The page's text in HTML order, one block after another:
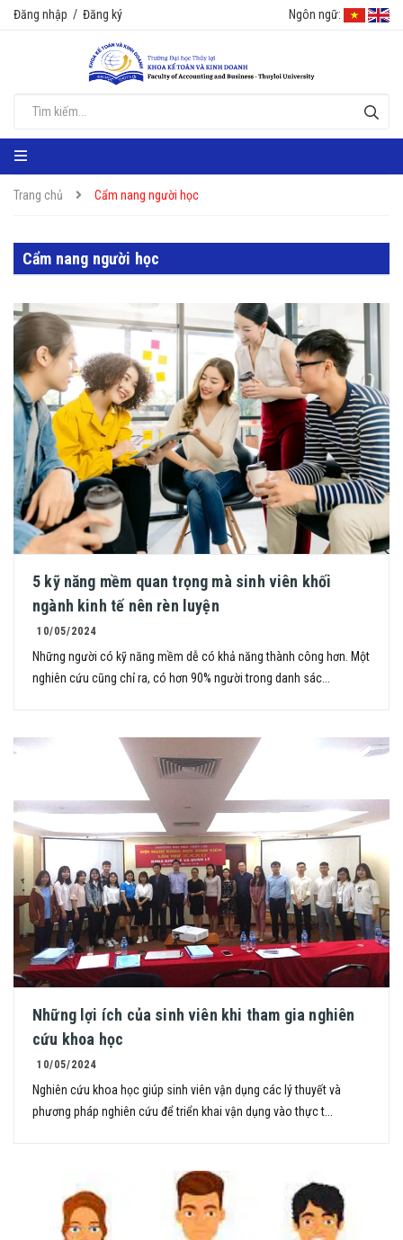
Đăng nhập / Đăng ký Ngôn ngữ:
Trang chủ Cẩm nang người học
Cẩm nang người học
5 kỹ năng mềm quan trọng mà sinh viên khối
ngành kinh tế nên rèn luyện
10/05/2024
Những người có kỹ năng mềm dễ có khả năng thành công hơn. Một
nghiên cứu cũng chỉ ra, có hơn 90% người trong danh sác...
Những lợi ích của sinh viên khi tham gia nghiên
cứu khoa học
10/05/2024
Nghiên cứu khoa học giúp sinh viên vận dụng các lý thuyết và
phương pháp nghiên cứu để triển khai vận dụng vào thực t...